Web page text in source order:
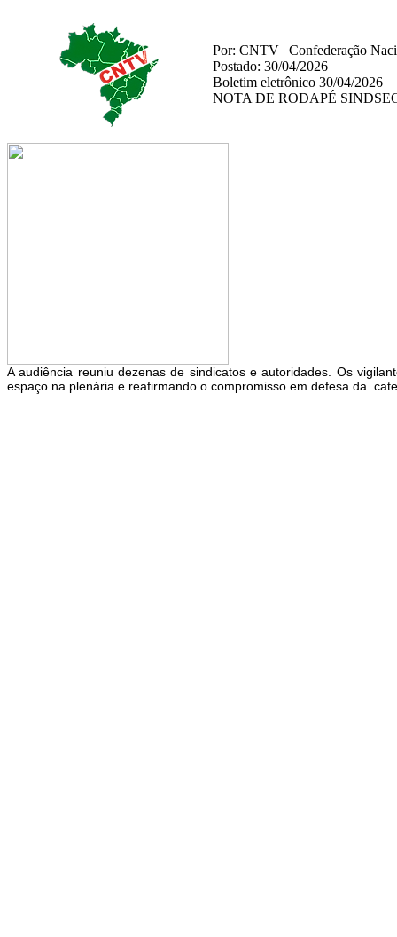
Por: CNTV | Confederação
Postado: 30/04/2026
Boletim eletrônico 30/04/2026
NOTA DE RODAPÉ
A audiência reuniu dezenas de sindicatos e autoridades. Os
espaço na plenária e reafirmando o compromisso em defesa da